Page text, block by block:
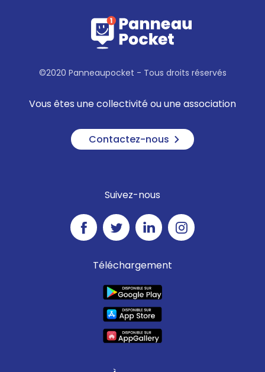
©2020 Panneaupocket - Tous droits réservés
Vous êtes une collectivité ou une association
Contactez-nous
Suivez-nous
Téléchargement